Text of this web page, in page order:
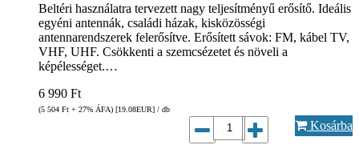
Beltéri használatra tervezett nagy teljesítményű erősítő. Ideális
egyéni antennák, családi házak, kisközösségi
antennarendszerek felerősítve. Erősített sávok: FM, kábel TV,
VHF, UHF. Csökkenti a szemcsézetet és növeli a
képélességet.…
6 990 Ft
(5 504 Ft + 27% ÁFA) [19.08EUR] / db
Kosárba